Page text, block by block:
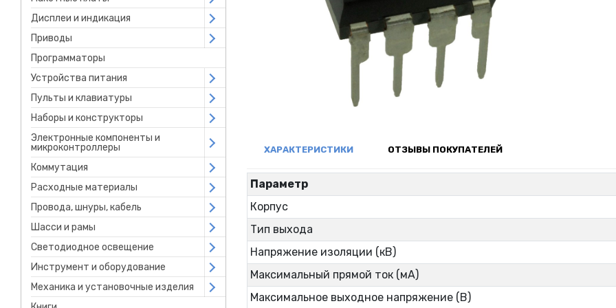
Дисплеи и индикация
Open submenu
Приводы
Open submenu
Программаторы
Устройства питания
Open submenu
Пульты и клавиатуры
Open submenu
Наборы и конструкторы
Open submenu
Электронные компоненты и
микроконтроллеры
Open submenu
Коммутация
Open submenu
Расходные материалы
Open submenu
Провода, шнуры, кабель
Open submenu
Шасси и рамы
Open submenu
Светодиодное освещение
Open submenu
Инструмент и оборудование
Open submenu
Механика и установочные изделия
Open submenu
ХАРАКТЕРИСТИКИ ОТЗЫВЫ ПОКУПАТЕЛЕЙ
Параметр
Корпус
Тип выхода
Напряжение изоляции (кВ)
Максимальный прямой ток (мА)
Максимальное выходное напряжение (В)